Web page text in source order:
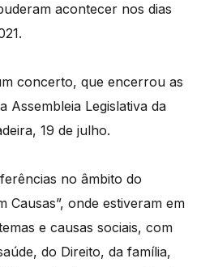
acontecer nos dias
concerto, que encerrou as
Assembleia Legislativa da
19 de julho.
no âmbito do
Causas”, onde estiveram em
e causas sociais, com
do Direito, da família,